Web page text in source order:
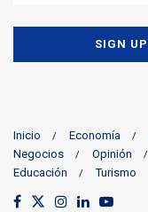
Inicio Economía
Negocios
Opinión
Educación
Turismo